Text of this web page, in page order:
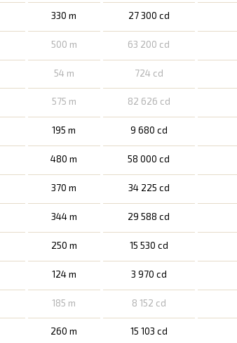
330 m 27 300 cd
500 m 63 200 cd
54 m 724 cd
575 m 82 626 cd
195 m 9 680 cd
480 m 58 000 cd
370 m 34 225 cd
344 m 29 588 cd
250 m 15 530 cd
124 m 3 970 cd
185 m 8 152 cd
260 m 15 103 cd